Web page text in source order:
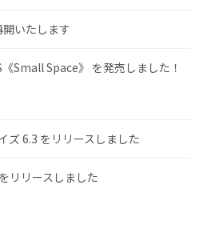
いたします
Small Space》 を発売しました！
6.3 をリリースしました
リリースしました